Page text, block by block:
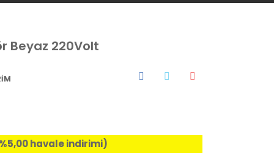
Beyaz 220Volt
havale indirimi)